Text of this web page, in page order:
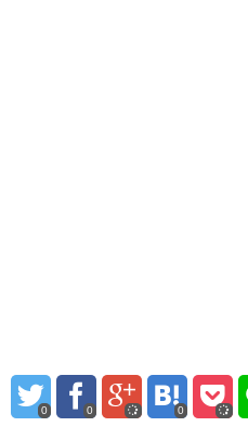
0 0 0